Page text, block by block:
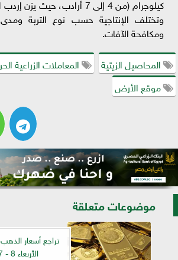
وتختلف الإنتاجية حسب نوع التربة
ومكافحة الآفات.
المحاصيل الزيتية
المعاملات
موقع الأرض
موضوعات متعلقة
تراجع أسعار
الأربعاء 8 - 7 - 2026